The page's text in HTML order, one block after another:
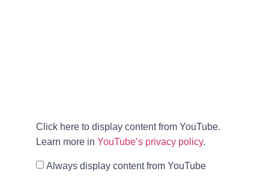
Click here to display content from YouTube.
Learn more in YouTube’s privacy policy.
Always display content from YouTube